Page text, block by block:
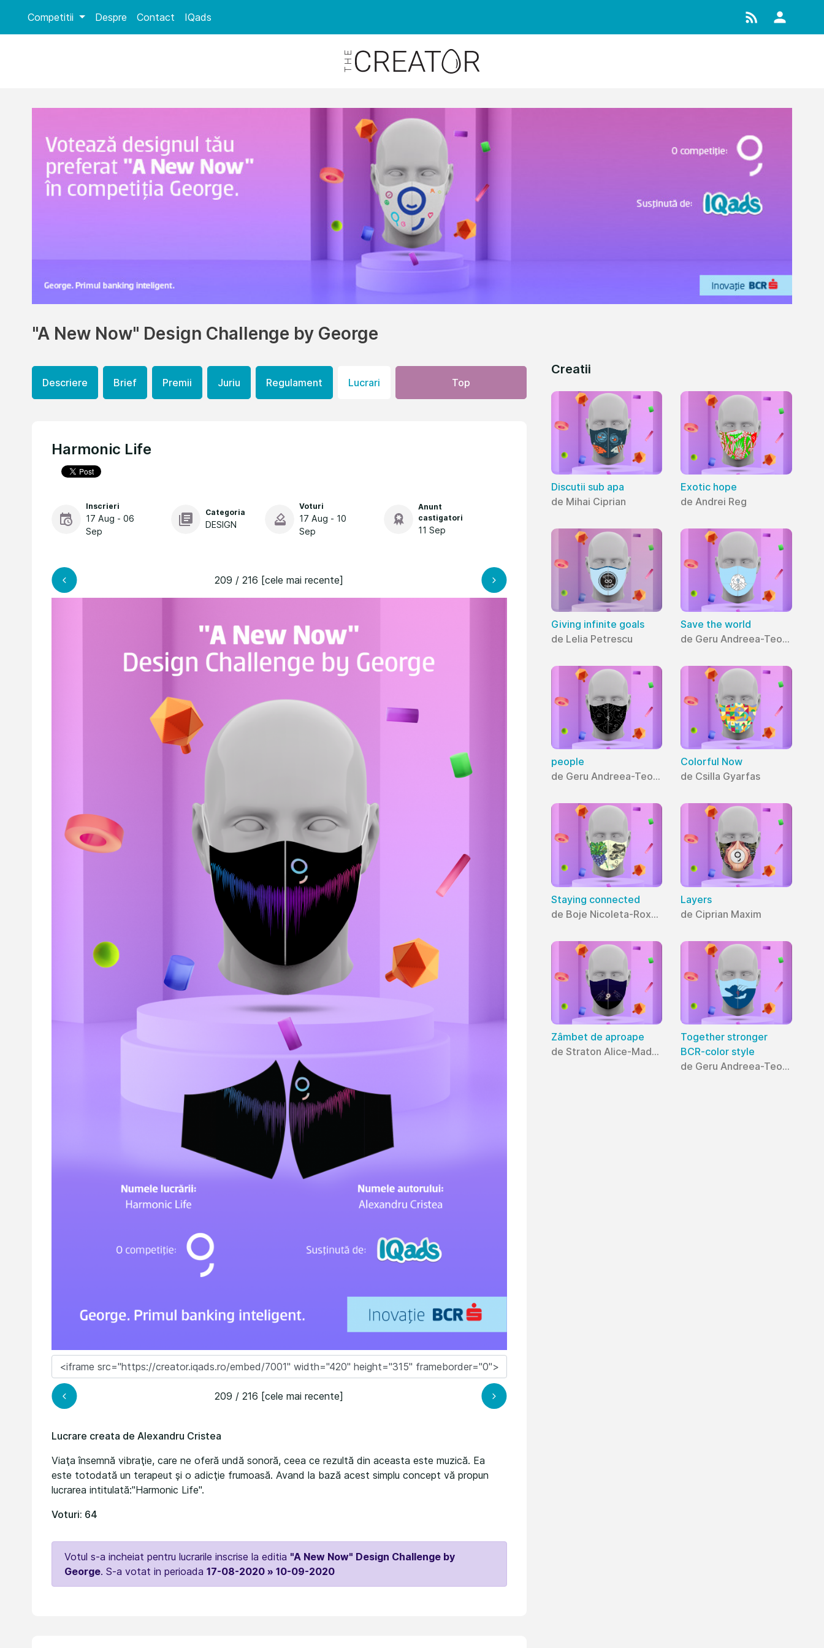
Competitii Despre Contact IQads
"A New Now" Design Challenge by George
Descriere Brief Premii Juriu Regulament Lucrari Top
Harmonic Life
Inscrieri
17 Aug - 06
Sep
Categoria
DESIGN
Voturi
17 Aug - 10
Sep
Anunt
castigatori
11 Sep
209 / 216 [cele mai recente]
209 / 216 [cele mai recente]
Lucrare creata de Alexandru Cristea
Viaţa însemnă vibraţie, care ne oferă undă sonoră, ceea ce rezultă din aceasta este muzică. Ea
este totodată un terapeut şi o adicţie frumoasă. Avand la bază acest simplu concept vă propun
lucrarea intitulată:"Harmonic Life".
Voturi: 64
Votul s-a incheiat pentru lucrarile inscrise la editia "A New Now" Design Challenge by
George. S-a votat in perioada 17-08-2020 » 10-09-2020
Creatii
Discutii sub apa
de Mihai Ciprian
Exotic hope
de Andrei Reg
Giving infinite goals
de Lelia Petrescu
Save the world
de Geru Andreea-Teodora
people
de Geru Andreea-Teodora
Colorful Now
de Csilla Gyarfas
Staying connected
de Boje Nicoleta-Roxana
Layers
de Ciprian Maxim
Zâmbet de aproape
de Straton Alice-Madalina
Together stronger
BCR-color style
de Geru Andreea-Teodora